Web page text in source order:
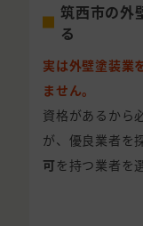
筑西市の外
る
実は外壁塗装業
ません。
資格があるから
が、優良業者を
可 を持つ業者を